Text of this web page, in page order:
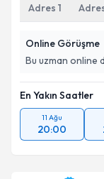
Adres 1
Online Görüşme
Bu uzman online
En Yakın Saatler
11 Ağu
20:00